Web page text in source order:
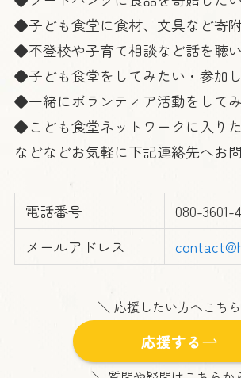
◆子ども食堂に食材、文具など寄
◆不登校や子育て相談など話を聴
◆子ども食堂をしてみたい・参加
◆一緒にボランティア活動をして
◆こども食堂ネットワークに入り
などなどお気軽に下記連絡先へお
電話番号
080-3601-
メールアドレス
＼ 応援したい方へこち
応援する